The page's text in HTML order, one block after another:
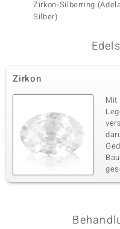
Zirkon-Silberring (Adela
Silber)
Zirkon
Mit